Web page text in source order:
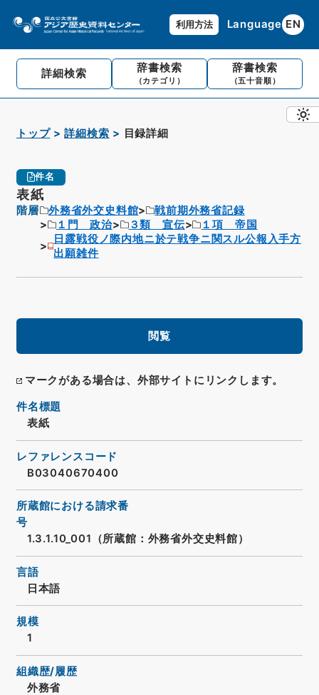
利用方法 Language EN
詳細検索 辞書検索
（カテゴリ）
辞書検索
（五十音順）
トップ 詳細検索 目録詳細
件名
表紙
階層 外務省外交史料館
戦前期外務省記録
１門 政治
３類 宣伝
１項 帝国
日露戦役ノ際内地ニ於テ戦争ニ関スル公報入手方
出願雑件
閲覧
マークがある場合は、外部サイトにリンクします。
件名標題
表紙
レファレンスコード
B03040670400
所蔵館における請求番
号
1.3.1.10_001（所蔵館：外務省外交史料館）
言語
日本語
規模
1
組織歴/履歴
外務省